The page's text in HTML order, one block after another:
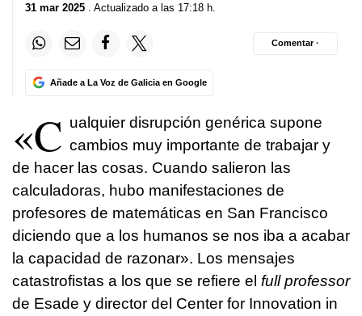
31 mar 2025 . Actualizado a las 17:18 h.
Añade a La Voz de Galicia en Google
Comentar ·
«C ualquier disrupción genérica supone
cambios muy importante de trabajar y
de hacer las cosas. Cuando salieron las
calculadoras, hubo manifestaciones de
profesores de matemáticas en San Francisco
diciendo que a los humanos se nos iba a acabar
la capacidad de razonar». Los mensajes
catastrofistas a los que se refiere el full professor
de Esade y director del Center for Innovation in